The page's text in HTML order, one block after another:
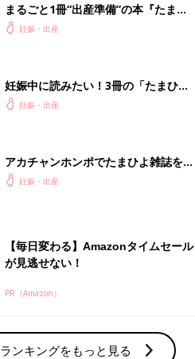
まるごと1冊“出産準備”の本『たまご
クラブ 夏号』〈スペシャル大特集〉
妊娠・出産
妊娠中に読みたい！3冊の「たまひ
よ」妊娠・出産
アカチャンホンポでたまひよ雑誌を買
うとポイント10倍【期間限定】
妊娠・出産
【毎日変わる】Amazonタイムセール
が見逃せない！
PR（Amazon）
ランキングをもっと見る